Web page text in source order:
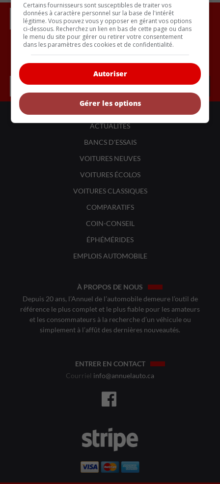
Inscrivez vous à l'infolettre.
LIENS UTILES
ACTUALITÉS
BANCS D'ESSAIS
VOITURES NEUVES
VOITURES ÉCOLOS
VOITURES CLASSIQUES
COMPARATIFS
COIN-CONSEIL
ÉPHÉMÉRIDES
EMPLOIS AUTOMOBILE
À PROPOS DE NOUS
Depuis 20 ans, l’Annuel de l’automobile demeure l’outil de
référence le plus complet et le plus fiable pour les amateurs
et les consommateurs à la recherche d’un véhicule ou
simplement à l’affût des dernières nouveautés.
ENTRER EN CONTACT
Courriel info@annuelauto.ca
Certains fournisseurs sont susceptibles de traiter vos
données à caractère personnel sur la base de l'intérêt
légitime. Vous pouvez vous y opposer en gérant vos options
ci-dessous. Recherchez un lien en bas de cette page ou dans
le menu du site pour gérer ou retirer votre consentement
dans les paramètres des cookies et de confidentialité.
Autoriser
Gérer les options